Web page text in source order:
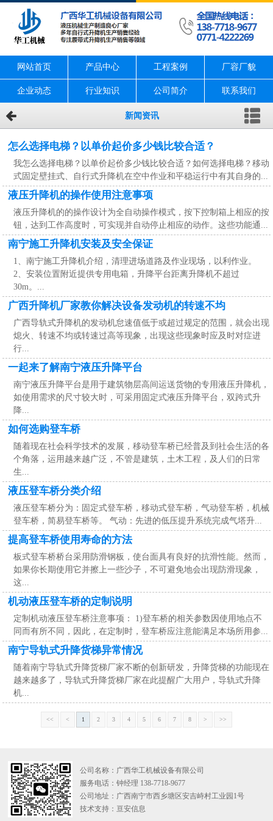
网站首页 产品中心 工程案例 厂容厂貌
企业动态 行业知识 公司简介 联系我们
新闻资讯
怎么选择电梯？以单价起价多少钱比较合适？
我怎么选择电梯？以单价起价多少钱比较合适？如何选择电梯？移动
式固定壁挂式、自行式升降机在空中作业和平稳运行中有其自身的...
液压升降机的操作使用注意事项
液压升降机的的操作设计为全自动操作模式，按下控制箱上相应的按
钮，达到工作高度时，可实现并自动停止相应的动作。这些功能通...
南宁施工升降机安装及安全保证
1、南宁施工升降机介绍，清理进场道路及作业现场，以利作业。
2、安装位置附近提供专用电箱，升降平台距离升降机不超过
30m。...
广西升降机厂家教你解决设备发动机的转速不均
广西导轨式升降机的发动机怠速值低于或超过规定的范围，就会出现
熄火、转速不均或转速过高等现象，出现这些现象时应及时对症进
行...
一起来了解南宁液压升降平台
南宁液压升降平台是用于建筑物层高间运送货物的专用液压升降机，
如使用需求的尺寸较大时，可采用固定式液压升降平台，双跨式升
降...
如何选购登车桥
随着现在社会科学技术的发展，移动登车桥已经普及到社会生活的各
个角落，运用越来越广泛，不管是建筑，土木工程，及人们的日常
生...
液压登车桥分类介绍
液压登车桥分为：固定式登车桥，移动式登车桥，气动登车桥，机械
登车桥，简易登车桥等。 气动：先进的低压提升系统完成气塔升...
提高登车桥使用寿命的方法
板式登车桥桥台采用防滑钢板，使台面具有良好的抗滑性能。然而，
如果你长期使用它并擦上一些沙子，不可避免地会出现防滑现象，
这...
机动液压登车桥的定制说明
定制机动液压登车桥注意事项： 1)登车桥的相关参数因使用地点不
同而有所不同，因此，在定制时，登车桥应注意能满足本场所用参...
南宁导轨式升降货梯异常情况
随着南宁导轨式升降货梯厂家不断的创新研发，升降货梯的功能现在
越来越多了，导轨式升降货梯厂家在此提醒广大用户，导轨式升降
机...
<< < 1 2 3 4 5 6 7 8 > >>
公司名称：广西华工机械设备有限公司
服务电话：钟经理 138-7718-9677
公司地址：广西南宁市西乡塘区安吉峙村工业园1号
技术支持： 亘安信息